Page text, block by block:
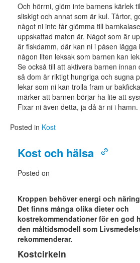
Och hörrni, glöm inte barnens kärlek
sliskigt och annat som är kul. Tårtor,
något ni inte får glömma till
uppskattad maten är. Något som är
är fiskdamm, där kan ni i påsen lägga
någon liten leksak som barnen kan
Se också till att aktivera barnen innan
så dom är riktigt hungriga och sugna
lekar som ni kan trolla fram ur
märker att barnen börjar ha lite att
Fixar ni även detta, ja då är ni i hamn.
Posted in Kost
Kost och hälsa
Posted on
Kroppen behöver energi och
Det finns många olika dieter och
kostrekommendationer för en god
den måltidsmodell som
rekommenderar.
Kostcirkeln